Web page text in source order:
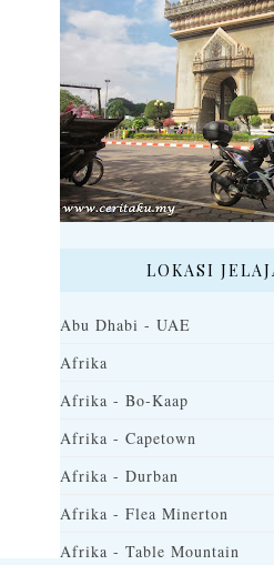
LOKASI
Abu Dhabi - UAE
Afrika
Afrika - Bo-Kaap
Afrika - Capetown
Afrika - Durban
Afrika - Flea Minerton
Afrika - Table Mountain